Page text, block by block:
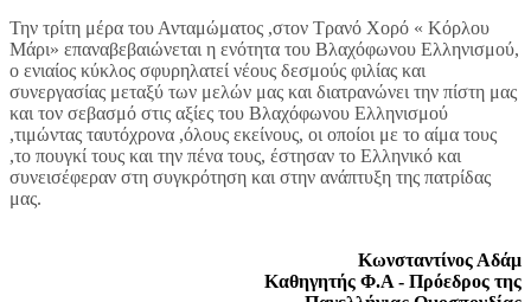
Την τρίτη μέρα του Ανταμώματος ,στον Τρανό Χορό « Κόρλου
Μάρι» επαναβεβαιώνεται η ενότητα του Βλαχόφωνου Ελληνισμού,
ο ενιαίος κύκλος σφυρηλατεί νέους δεσμούς φιλίας και
συνεργασίας μεταξύ των μελών μας και διατρανώνει την πίστη μας
και τον σεβασμό στις αξίες του Βλαχόφωνου Ελληνισμού
,τιμώντας ταυτόχρονα ,όλους εκείνους, οι οποίοι με το αίμα τους
,το πουγκί τους και την πένα τους, έστησαν το Ελληνικό και
συνεισέφεραν στη συγκρότηση και στην ανάπτυξη της πατρίδας
μας.
Κωνσταντίνος Αδάμ
Καθηγητής Φ.Α - Πρόεδρος της